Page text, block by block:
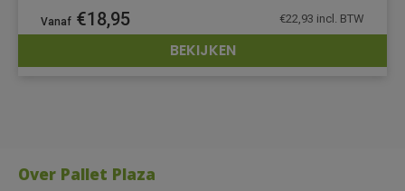
DETAILS
€18,95 €22,93 incl. BTW
BEKIJKEN
Over Pallet Plaza